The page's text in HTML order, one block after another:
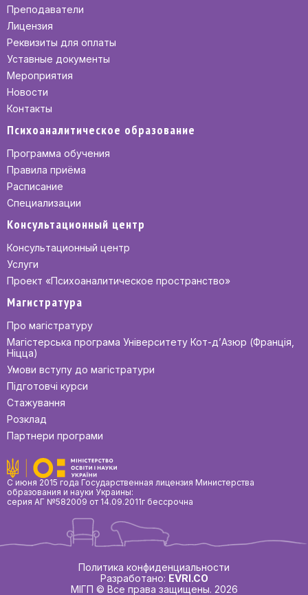
Преподаватели
Лицензия
Реквизиты для оплаты
Уставные документы
Мероприятия
Новости
Контакты
Психоаналитическое образование
Программа обучения
Правила приёма
Расписание
Специализации
Консультационный центр
Консультационный центр
Услуги
Проект «Психоаналитическое пространство»
Магистратура
Про магістратуру
Магістерська програма Університету Кот-д’Азюр (Франція,
Ніцца)
Умови вступу до магістратури
Підготовчі курси
Стажування
Розклад
Партнери програми
С июня 2015 года Государственная лицензия Министерства
образования и науки Украины:
серия АГ №582009 от 14.09.2011г бессрочна
МІГП © Все права защищены. 2026
Политика конфиденциальности
Разработано: EVRI.CO